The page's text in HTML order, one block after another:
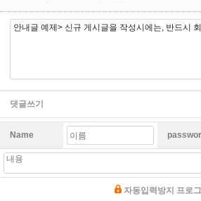
안내글 예제> 신규 게시글을 작성시에는, 반드시
댓글쓰기
Name
자동입력방지 프로